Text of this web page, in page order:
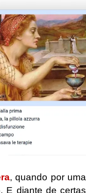
, quando por uma
E diante de certas